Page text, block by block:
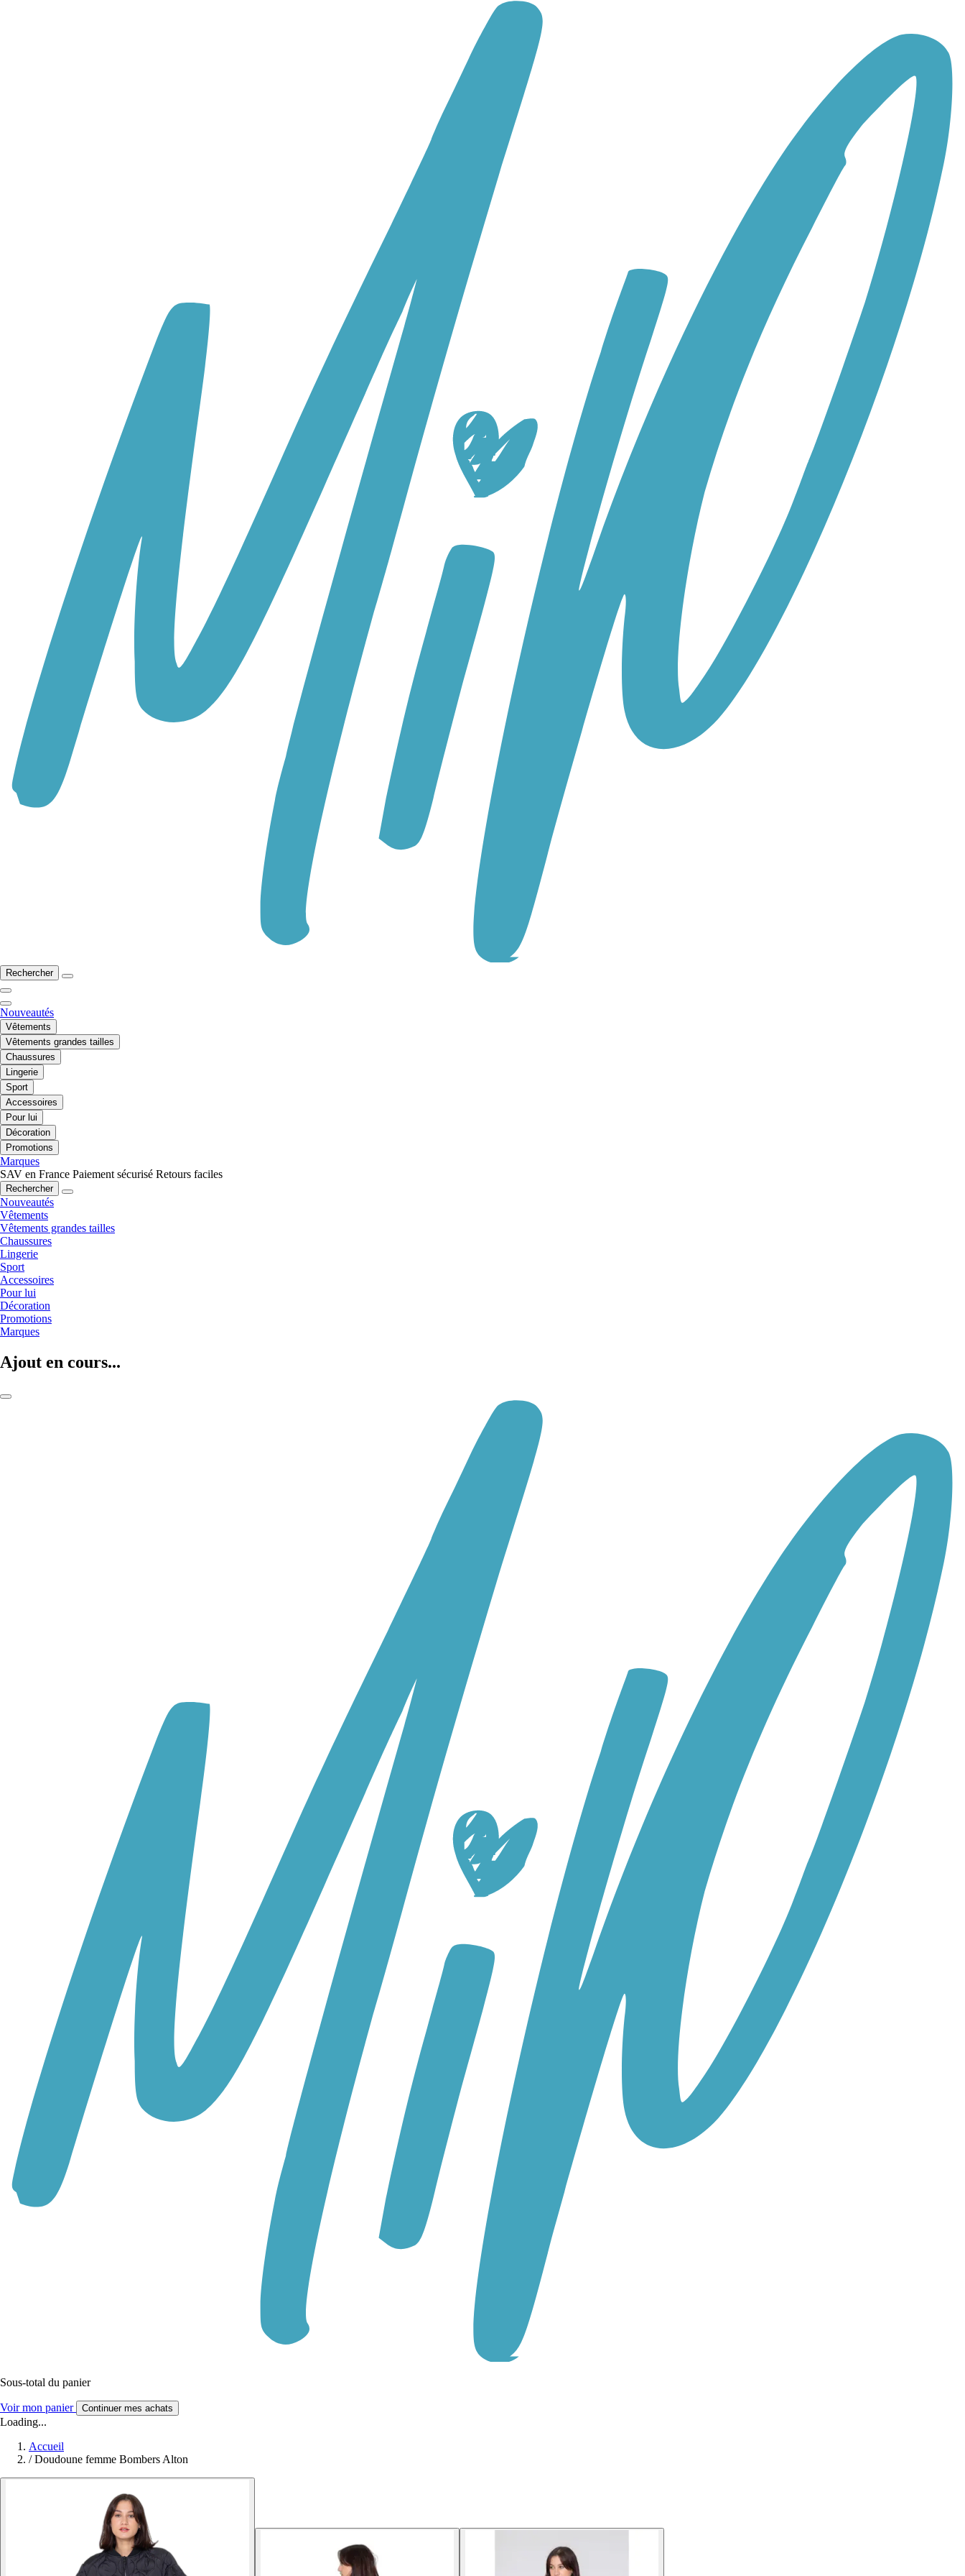
Rechercher
Nouveautés
Vêtements
Vêtements grandes tailles
Chaussures
Lingerie
Sport
Accessoires
Pour lui
Décoration
Promotions
Marques
SAV en France Paiement sécurisé Retours faciles
Rechercher
Nouveautés
Vêtements
Vêtements grandes tailles
Chaussures
Lingerie
Sport
Accessoires
Pour lui
Décoration
Promotions
Marques
Ajout en cours...
Sous-total du panier
Voir mon panier Continuer mes achats
Loading...
Accueil
/ Doudoune femme Bombers Alton